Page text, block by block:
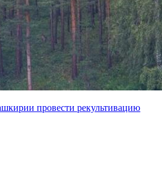
провести рекультивацию